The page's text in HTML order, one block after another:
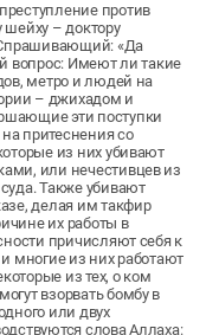
против
– доктору
Спрашивающий: «Да
вопрос: Имеют ли такие
метро и людей на
– джихадом и
эти поступки
на притеснения со
из них убивают
или нечестивцев из
Также убивают
делая им такфир
их работы в
причисляют себя к
многие из них работают
из тех, о ком
взорвать бомбу в
или двух
слова Аллаха: